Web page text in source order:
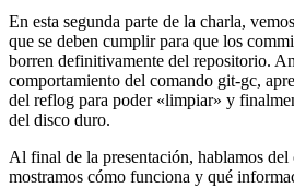
En esta segunda parte de la charla,
que se deben cumplir para que los
borren definitivamente del repositorio.
comportamiento del comando git-gc,
del reflog para poder «limpiar» y
del disco duro.
Al final de la presentación, hablamos
mostramos cómo funciona y qué